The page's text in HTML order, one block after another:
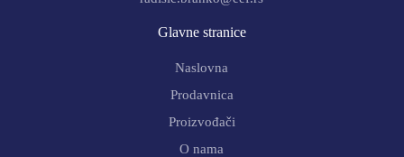
Glavne stranice
Naslovna
Prodavnica
Proizvođači
O nama